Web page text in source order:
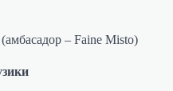
– Faine Misto)